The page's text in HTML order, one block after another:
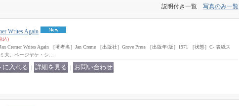
説明付き一覧 写真のみ一覧
Writes Again
込)
Cremer Writes Again ［著者名］Jan Creme ［出版社］Grove Press ［出版年/版］1971 ［状態］C- 表紙ス
大、ページヤケ・シ…